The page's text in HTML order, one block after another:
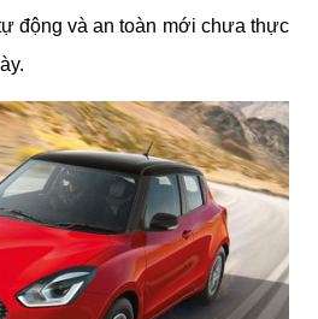
động và an toàn mới chưa thực